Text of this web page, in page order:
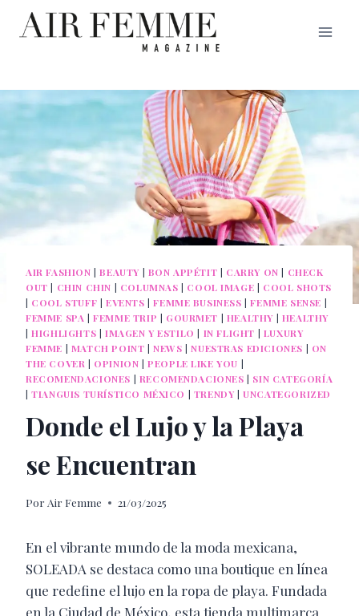
Saltar
AIR FASHION |BEAUTY | BON APPÉTIT | CARRY ON | CHECK
OUT | CHIN CHIN | COLUMNAS | COOL IMAGE | COOL SHOTS
| COOL STUFF | EVENTS |FEMME BUSINESS |FEMME SENSE |
FEMME SPA |FEMME TRIP | GOURMET | HEALTHY | HEALTHY
|HIGHLIGHTS | IMAGEN Y ESTILO | IN FLIGHT | LUXURY
FEMME | MATCH POINT |NEWS |NUESTRAS EDICIONES | ON
THE COVER | OPINION |PEOPLE LIKE YOU |
RECOMENDACIONES | RECOMENDACIONES | SIN CATEGORÍA
|TIANGUIS TURÍSTICO MÉXICO | TRENDY |UNCATEGORIZED
Donde el Lujo y la Playa
se Encuentran
Por Air Femme 21/03/2025
En el vibrante mundo de la moda mexicana,
SOLEADA se destaca como una boutique en línea
que redefine el lujo en la ropa de playa. Fundada
en la Ciudad de México, esta tienda multimarca